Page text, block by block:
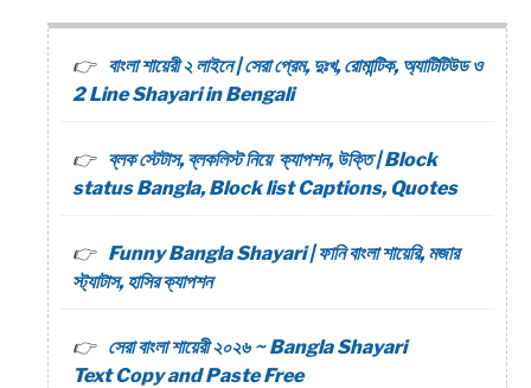
বাংলা শায়েরী ২ লাইনে | সেরা প্রেম, দুঃখ, রোমান্টিক, অ্যাটিটিউড ও
2 Line Shayari in Bengali
ব্লক স্টেটাস, ব্লকলিস্ট নিয়ে ক্যাপশন, উক্তি | Block
status Bangla, Block list Captions, Quotes
Funny Bangla Shayari | ফানি বাংলা শায়েরি, মজার
স্ট্যাটাস, হাসির ক্যাপশন
সেরা বাংলা শায়েরী ২০২৬ ~ Bangla Shayari
Text Copy and Paste Free